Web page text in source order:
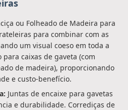
ou Folheado de Madeira para
para combinar com as
um visual coeso em toda a
caixas de gaveta (com
de madeira), proporcionando
e custo-benefício.
Juntas de encaixe para gavetas
e durabilidade. Corrediças de